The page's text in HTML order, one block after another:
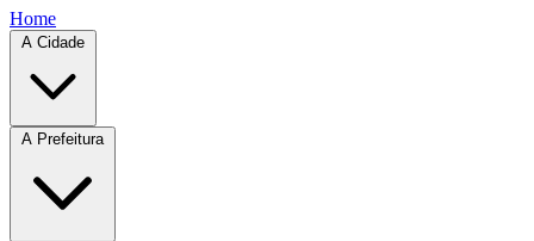
Home
A Cidade
A Prefeitura